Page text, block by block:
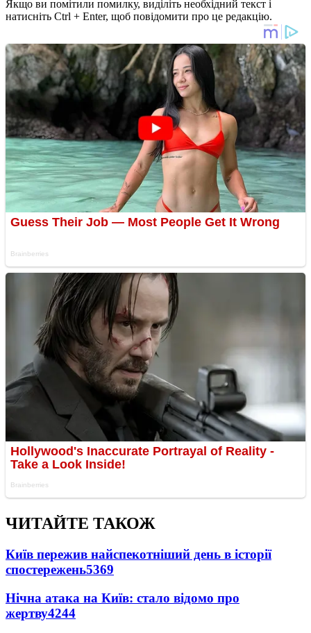
Якщо ви помітили помилку, виділіть необхідний текст і
натисніть Ctrl + Enter, щоб повідомити про це редакцію.
ЧИТАЙТЕ ТАКОЖ
Київ пережив найспекотніший день в історії
спостережень5369
Нічна атака на Київ: стало відомо про
жертву4244